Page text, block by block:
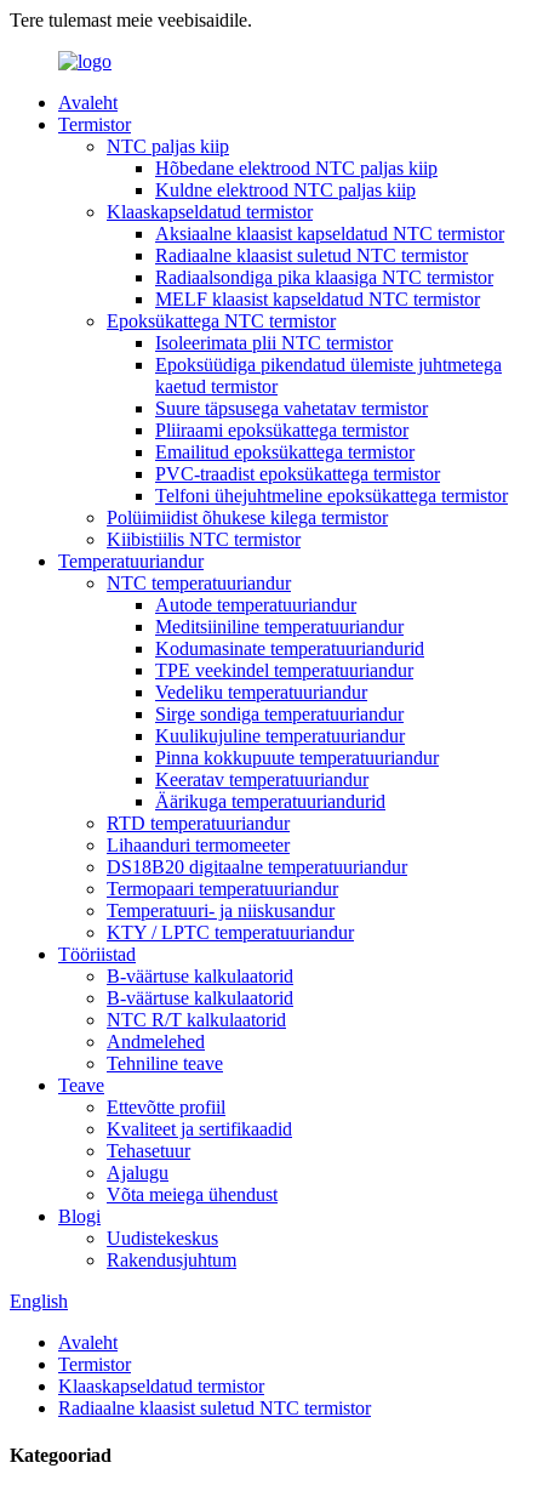
Tere tulemast meie veebisaidile.
Avaleht
Termistor
NTC paljas kiip
Hõbedane elektrood NTC paljas kiip
Kuldne elektrood NTC paljas kiip
Klaaskapseldatud termistor
Aksiaalne klaasist kapseldatud NTC termistor
Radiaalne klaasist suletud NTC termistor
Radiaalsondiga pika klaasiga NTC termistor
MELF klaasist kapseldatud NTC termistor
Epoksükattega NTC termistor
Isoleerimata plii NTC termistor
Epoksüüdiga pikendatud ülemiste juhtmetega
kaetud termistor
Suure täpsusega vahetatav termistor
Pliiraami epoksükattega termistor
Emailitud epoksükattega termistor
PVC-traadist epoksükattega termistor
Telfoni ühejuhtmeline epoksükattega termistor
Polüimiidist õhukese kilega termistor
Kiibistiilis NTC termistor
Temperatuuriandur
NTC temperatuuriandur
Autode temperatuuriandur
Meditsiiniline temperatuuriandur
Kodumasinate temperatuuriandurid
TPE veekindel temperatuuriandur
Vedeliku temperatuuriandur
Sirge sondiga temperatuuriandur
Kuulikujuline temperatuuriandur
Pinna kokkupuute temperatuuriandur
Keeratav temperatuuriandur
Äärikuga temperatuuriandurid
RTD temperatuuriandur
Lihaanduri termomeeter
DS18B20 digitaalne temperatuuriandur
Termopaari temperatuuriandur
Temperatuuri- ja niiskusandur
KTY / LPTC temperatuuriandur
Tööriistad
B-väärtuse kalkulaatorid
B-väärtuse kalkulaatorid
NTC R/T kalkulaatorid
Andmelehed
Tehniline teave
Teave
Ettevõtte profiil
Kvaliteet ja sertifikaadid
Tehasetuur
Ajalugu
Võta meiega ühendust
Blogi
Uudistekeskus
Rakendusjuhtum
English
Avaleht
Termistor
Klaaskapseldatud termistor
Radiaalne klaasist suletud NTC termistor
Kategooriad